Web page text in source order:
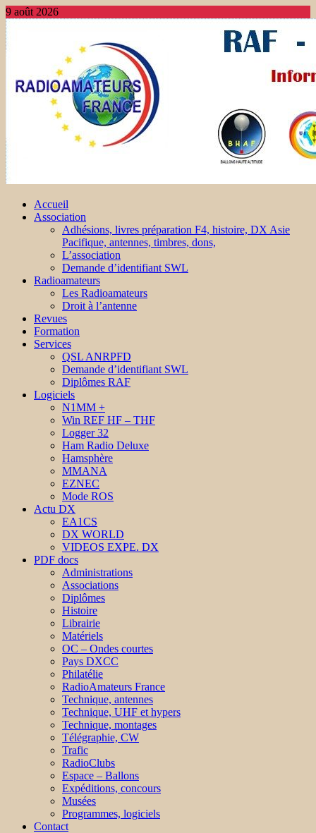
9 août 2026
Accueil
Association
Adhésions, livres préparation F4, histoire, DX Asie
Pacifique, antennes, timbres, dons,
L’association
Demande d’identifiant SWL
Radioamateurs
Les Radioamateurs
Droit à l’antenne
Revues
Formation
Services
QSL ANRPFD
Demande d’identifiant SWL
Diplômes RAF
Logiciels
N1MM +
Win REF HF – THF
Logger 32
Ham Radio Deluxe
Hamsphère
MMANA
EZNEC
Mode ROS
Actu DX
EA1CS
DX WORLD
VIDEOS EXPE. DX
PDF docs
Administrations
Associations
Diplômes
Histoire
Librairie
Matériels
OC – Ondes courtes
Pays DXCC
Philatélie
RadioAmateurs France
Technique, antennes
Technique, UHF et hypers
Technique, montages
Télégraphie, CW
Trafic
RadioClubs
Espace – Ballons
Expéditions, concours
Musées
Programmes, logiciels
Contact